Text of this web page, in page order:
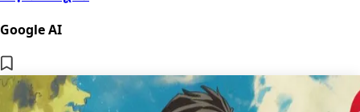
Google AI